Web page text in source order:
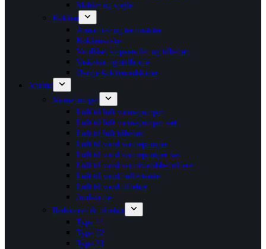
Møbler og spejle
Køkken
Armaturer og termostater
Køkkenvaske
Vandlåse, stopventiler og tilbehør
Vaskekar og stålborde
Øvrige køkkenredskaber
Varme
Varmepumper
Luft til luft varmepumper
Luft til luft varmepumper sæt
Luft til luft tilbehør
Luft til vand varmepumper
Luft til vand varmepumper sæt
Luft til vand varmtvandsbeholdere
Luft til vand buffertanke
Luft til vand tilbehør
Jordvarme
Radiatorer & tilbehør
Type 11
Type 22
Type 33